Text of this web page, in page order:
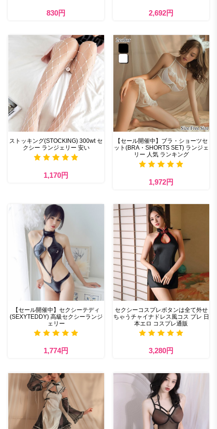
830円 2,692円
ストッキング(STOCKING) 300wt セ
クシー ランジェリー 安い
1,170円
【セール開催中】ブラ・ショーツセ
ット(BRA・SHORTS SET) ランジェ
リー 人気 ランキング
1,972円
【セール開催中】セクシーテディ
(SEXYTEDDY) 高級セクシーランジ
ェリー
1,774円
セクシーコスプレボタンは全て外せ
ちゃうチャイナドレス風コス プレ 日
本エロ コスプレ通販
3,280円